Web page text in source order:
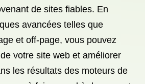
de sites fiables. En
avancées telles que
et off-page, vous pouvez
votre site web et améliorer
les résultats des moteurs de